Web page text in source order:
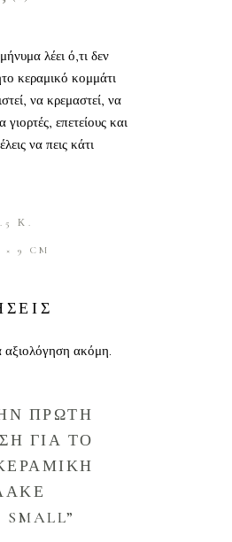
λέει ό,τι δεν
κεραμικό κομμάτι
να κρεμαστεί, να
γιορτές, επετείους και
να πεις κάτι
Κ.
× 9 CM
αξιολόγηση ακόμη.
ΠΡΩΤΗ
ΓΙΑ ΤΟ